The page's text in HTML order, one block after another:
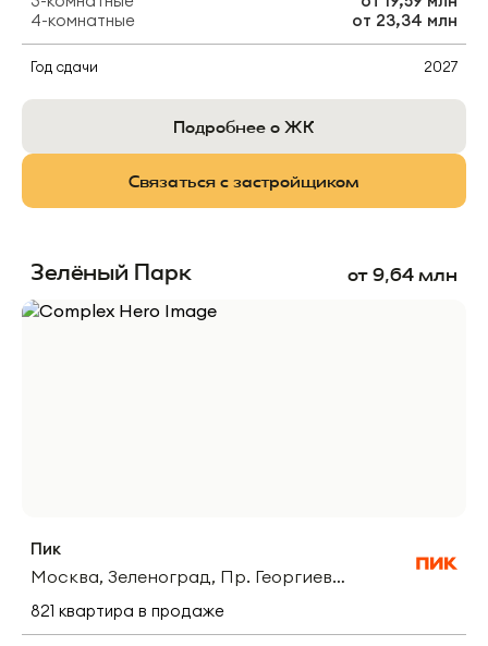
4-комнатные
от 23,34 млн
Год сдачи 2027
Подробнее о ЖК
Связаться с застройщиком
Зелёный Парк от 9,64 млн
Пик
Москва, Зеленоград, Пр. Георгиевский
821 квартира в продаже